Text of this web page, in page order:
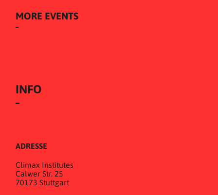
MORE EVENTS
INFO
ADRESSE
Climax Institutes
Calwer Str. 25
70173 Stuttgart